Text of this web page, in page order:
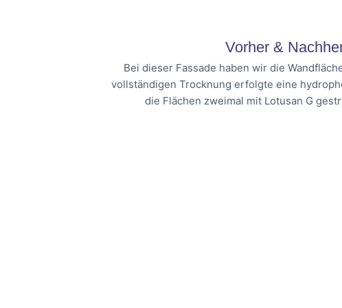
Vorher &
Bei dieser Fassade haben wir die
vollständigen Trocknung erfolgte eine
die Flächen zweimal mit Lotusan G